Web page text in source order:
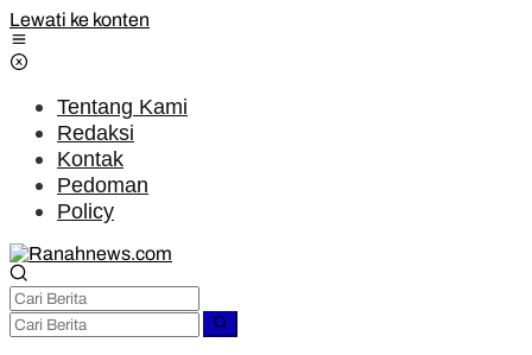
Lewati ke konten
Tentang Kami
Redaksi
Kontak
Pedoman
Policy